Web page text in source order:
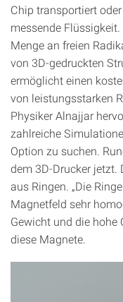
Chip transportiert
messende
Menge an freien
von 3D-gedruckten
ermöglicht einen
von leistungsstarken
Physiker Alnajjar
zahlreiche
Option zu suchen.
dem 3D-Drucker jetzt.
aus Ringen. „Die
Magnetfeld sehr
Gewicht und die
diese Magnete.